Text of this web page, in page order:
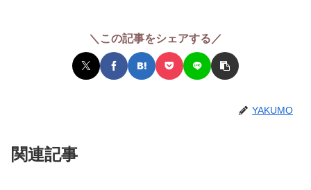
＼この記事をシェアする／
YAKUMO
関連記事